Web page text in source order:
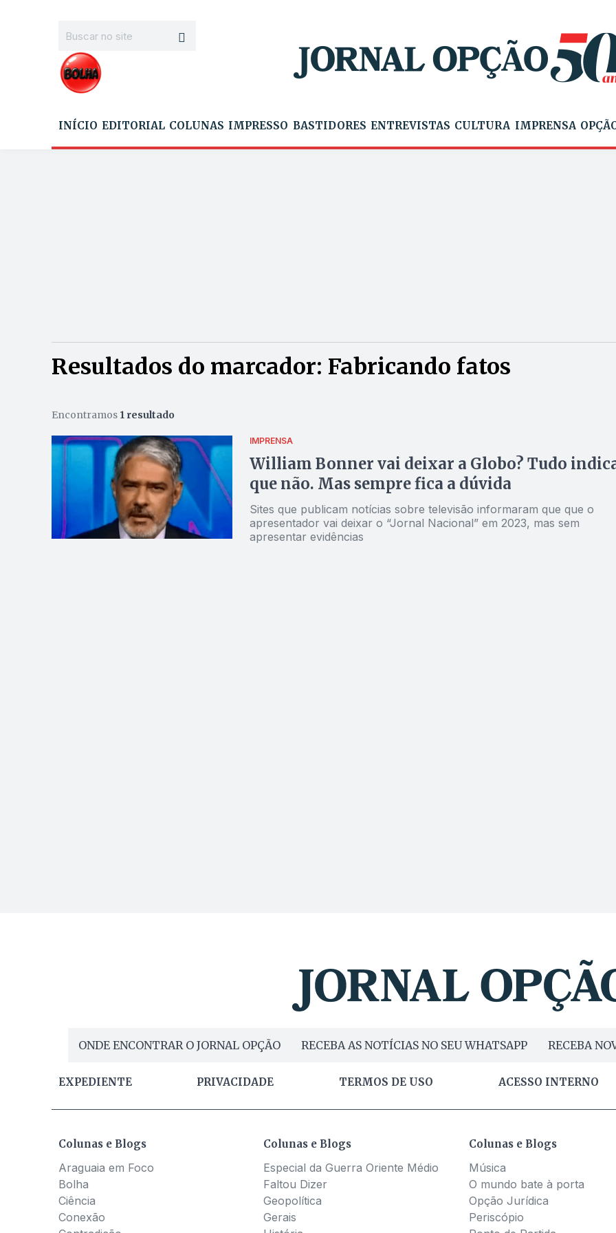
INÍCIO EDITORIAL COLUNAS IMPRESSO BASTIDORES ENTREVISTAS CULTURA IMPRENSA
Resultados do marcador: Fabricando fatos
Encontramos 1 resultado
IMPRENSA
William Bonner vai deixar a Globo? Tudo
que não. Mas sempre fica a dúvida
Sites que publicam notícias sobre televisão informaram que que o
apresentador vai deixar o “Jornal Nacional” em 2023, mas sem
apresentar evidências
ONDE ENCONTRAR O JORNAL OPÇÃO RECEBA AS NOTÍCIAS NO SEU WHATSAPP RECEBA
EXPEDIENTE PRIVACIDADE TERMOS DE USO ACESSO INTERNO
Colunas e Blogs
Araguaia em Foco
Bolha
Ciência
Conexão
Colunas e Blogs
Especial da Guerra Oriente Médio
Faltou Dizer
Geopolítica
Gerais
Colunas e Blogs
Música
O mundo bate à porta
Opção Jurídica
Periscópio